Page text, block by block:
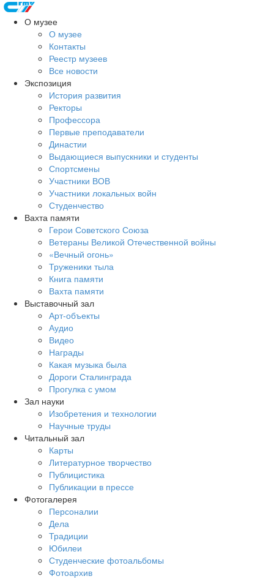
О музее
О музее
Контакты
Реестр музеев
Все новости
Экспозиция
История развития
Ректоры
Профессора
Первые преподаватели
Династии
Выдающиеся выпускники и студенты
Спортсмены
Участники ВОВ
Участники локальных войн
Студенчество
Вахта памяти
Герои Советского Союза
Ветераны Великой Отечественной войны
«Вечный огонь»
Труженики тыла
Книга памяти
Вахта памяти
Выставочный зал
Арт-объекты
Аудио
Видео
Награды
Какая музыка была
Дороги Сталинграда
Прогулка с умом
Зал науки
Изобретения и технологии
Научные труды
Читальный зал
Карты
Литературное творчество
Публицистика
Публикации в прессе
Фотогалерея
Персоналии
Дела
Традиции
Юбилеи
Студенческие фотоальбомы
Фотоархив